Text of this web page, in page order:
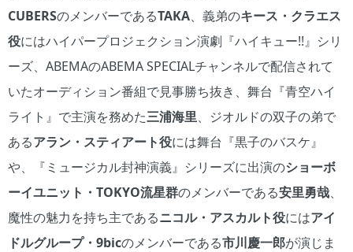
CUBERSのメンバーであるTAKA、義弟のキース・クラエス
役にはハイパープロジェクション演劇『ハイキュー!!』シリ
ーズ、ABEMAのABEMA SPECIALチャンネルで配信されて
いたオーディション番組で見事勝ち抜き、舞台『青空ハイ
ライト』で主演を務めた三浦海里、ジオルドの双子の弟で
あるアラン・スティアート役には舞台『黒子のバスケ』
や、『ミュージカル封神演義』シリーズに出演のショーボ
ーイユニット・TOKYO流星群のメンバーである安里勇哉、
魔性の魅力を持ち主であるニコル・アスカルト役にはアイ
ドルグループ・9bicのメンバーである市川慶一郎が演じま